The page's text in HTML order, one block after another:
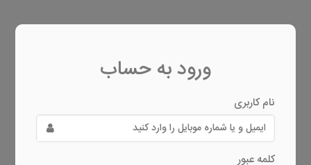
ورود به حساب
نام کاربری
کلمه عبور